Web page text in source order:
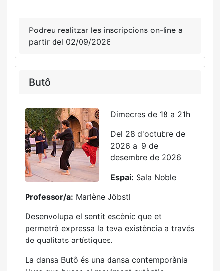
Podreu realitzar les inscripcions on-line a
partir del 02/09/2026
Butô
Dimecres de 18 a 21h
Del 28 d'octubre de
2026 al 9 de
desembre de 2026
Espai: Sala Noble
Professor/a: Marlène Jöbstl
Desenvolupa el sentit escènic que et
permetrà expressa la teva existència a través
de qualitats artístiques.
La dansa Butô és una dansa contemporània